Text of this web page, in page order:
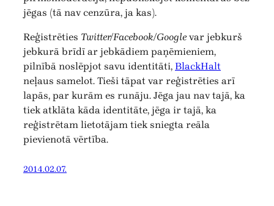
jēgas (tā nav cenzūra, ja kas).
Reģistrēties Twitter/Facebook/Googlevar jebkurš
jebkurā brīdī ar jebkādiem paņēmieniem,
pilnībā noslēpjot savu identitāti, BlackHalt
neļaus samelot. Tieši tāpat var reģistrēties arī
lapās, par kurām es runāju. Jēga jau nav tajā, ka
tiek atklāta kāda identitāte, jēga ir tajā, ka
reģistrētam lietotājam tiek sniegta reāla
pievienotā vērtība.
2014.02.07.